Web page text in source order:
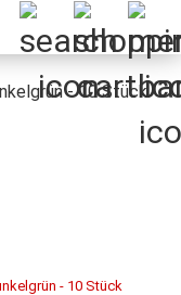
- 10 Stück